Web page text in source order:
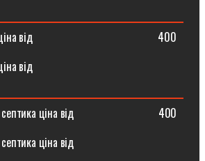
ціна від ⠀⠀⠀⠀⠀⠀⠀⠀⠀⠀⠀⠀⠀⠀⠀400
від
септика ціна від ⠀⠀⠀⠀⠀⠀⠀⠀⠀⠀400
ціна від